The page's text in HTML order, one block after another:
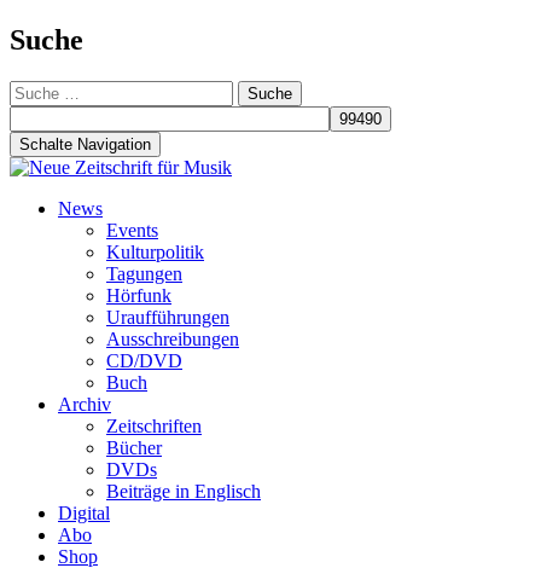
Suche
Suche
nach:
Schalte Navigation
Zum
News
Events
Kulturpolitik
Tagungen
Hörfunk
Uraufführungen
Ausschreibungen
CD/DVD
Buch
Archiv
Zeitschriften
Bücher
DVDs
Beiträge in Englisch
Digital
Abo
Shop